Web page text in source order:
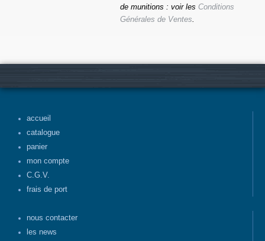
de munitions : voir les Conditions
Générales de Ventes
accueil
catalogue
panier
mon compte
C.G.V.
frais de port
nous contacter
les news